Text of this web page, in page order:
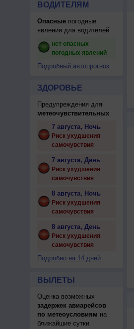
ВОДИТЕЛЯМ
Опасныепогодные
явления для водителей
нет опасных
погодных явлений
Подробный автопрогноз
ЗДОРОВЬЕ
Предупреждения для
метеочувствительных
7 августа, Ночь
Риск ухудшения
самочувствия
7 августа, День
Риск ухудшения
самочувствия
8 августа, Ночь
Риск ухудшения
самочувствия
8 августа, День
Риск ухудшения
самочувствия
Подробно на 14 дней
ВЫЛЕТЫ
Оценка возможных
задержек авиарейсов
по метеоусловиям на
ближайшие сутки